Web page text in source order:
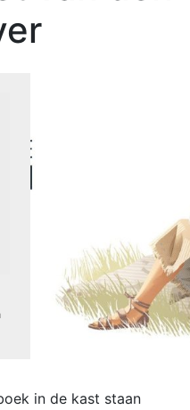
in de kast staan